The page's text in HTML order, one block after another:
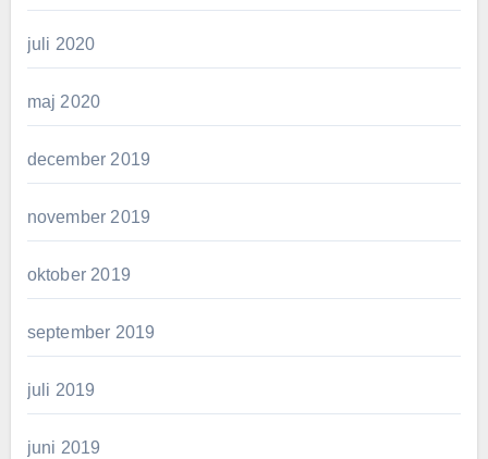
juli 2020
maj 2020
december 2019
november 2019
oktober 2019
september 2019
juli 2019
juni 2019